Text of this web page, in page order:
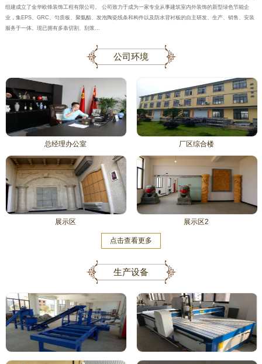
组建成立了金华欧锋装饰工程有限公司。 公司致力于成为一家专业从事建筑室内外装饰的新型绿色节能企
业，集EPS、GRC、匀质板、聚氨酯、发泡陶瓷线条和构件以及防水背衬板的自主研发、生产、销售、安装
服务于一体。现已拥有多条切割、刮浆...
公司环境
总经理办公室 厂区综合楼
展示区 展示区2
点击查看更多
生产设备